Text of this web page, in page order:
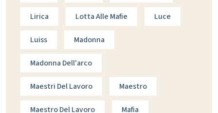
Lirica Lotta Alle Mafie Luce
Luiss Madonna
Madonna Dell'arco
Maestri Del Lavoro Maestro
Maestro Del Lavoro Mafia